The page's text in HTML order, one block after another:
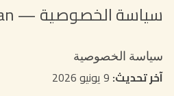
سياسة الخصوصية — Svetlana Dragan
سياسة الخصوصية
آخر تحديث: